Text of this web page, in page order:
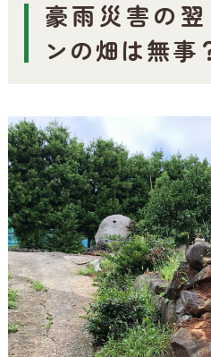
豪雨災害の
ンの畑は無事